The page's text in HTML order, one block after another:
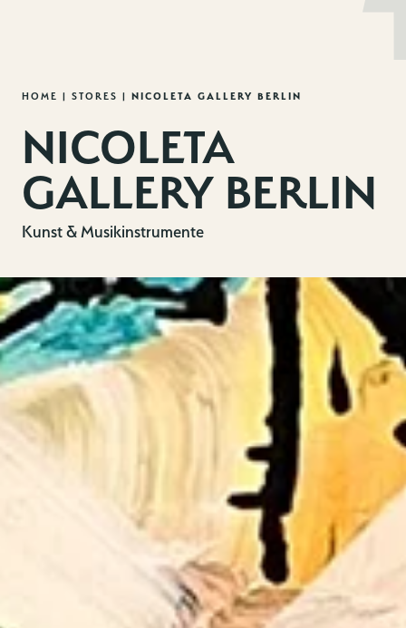
Zum
springen
HOME | STORES | NICOLETA GALLERY BERLIN
NICOLETA
GALLERY BERLIN
Kunst & Musikinstrumente